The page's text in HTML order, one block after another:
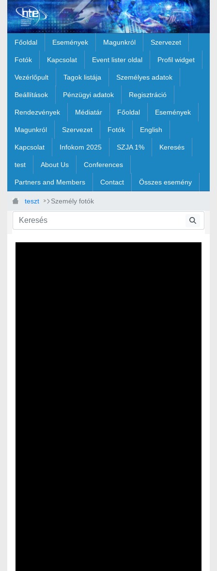
Ugrás a fő tartalomhoz
Főoldal Események Magunkról Szervezet
Fotók Kapcsolat Event lister oldal Profil widget
Vezérlőpult Tagok listája Személyes adatok
Beállítások Pénzügyi adatok Regisztráció
Rendezvények Médiatár Főoldal Események
Magunkról Szervezet Fotók English
Kapcsolat Infokom 2025 SZJA 1% Keresés
test About Us Conferences
Partners and Members Contact Összes esemény
teszt Személy fotók